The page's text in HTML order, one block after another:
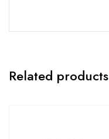
Related products